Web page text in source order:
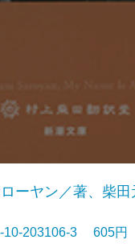
ーヤン／著、柴田
10-203106-3 605円